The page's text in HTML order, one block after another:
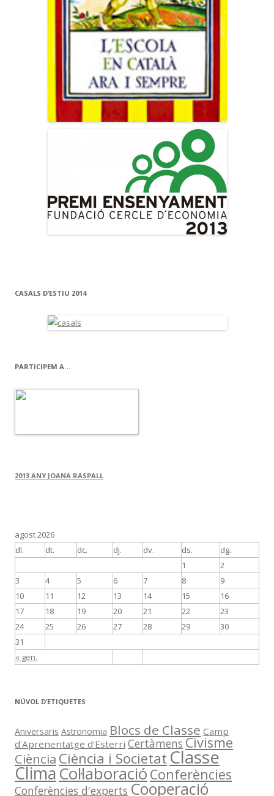
CASALS D’ESTIU 2014
PARTICIPEM A…
2013 ANY JOANA RASPALL
agost 2026
dl.
dt. dc. dj. dv. ds. dg.
« gen.
1
2
3
4 5 6 7 8
9
10
11 12 13 14 15
16
17
18 19 20 21 22
23
24
25 26 27 28 29
30
31
NÚVOL D’ETIQUETES
Aniversaris Astronomia Blocs de Classe Camp
d'Aprenentatge d'Esterri Certàmens Civisme
Ciència Ciència i SocietatClasse
ClimaCol·laboracióConferències
Conferències d'experts Cooperació